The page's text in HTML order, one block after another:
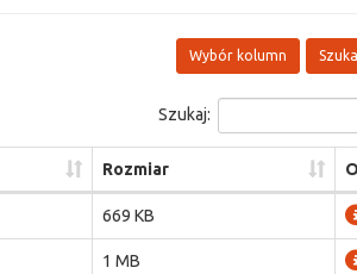
Wybór kolumn
Szukaj:
Rozmiar
669 KB
1 MB